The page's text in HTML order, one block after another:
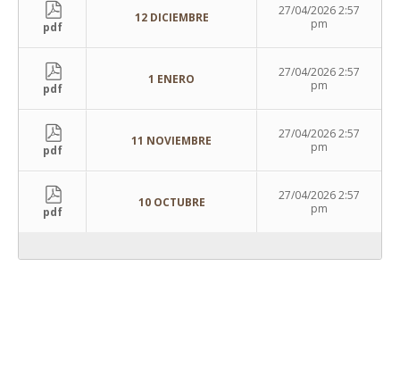
pdf
12 DICIEMBRE
27/04/2026 2:57
pm
pdf
1 ENERO
27/04/2026 2:57
pm
pdf
11 NOVIEMBRE
27/04/2026 2:57
pm
pdf
10 OCTUBRE
27/04/2026 2:57
pm